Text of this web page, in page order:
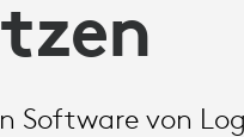
Software von